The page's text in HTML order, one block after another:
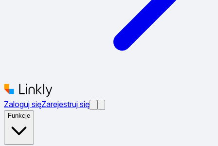
Zaloguj sięZarejestruj się
Funkcje